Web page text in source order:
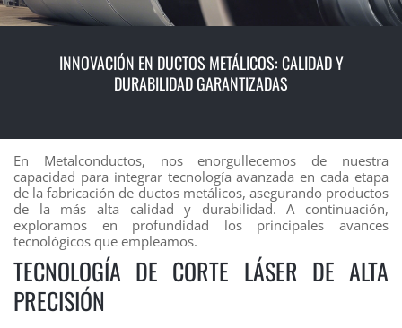
INNOVACIÓN EN DUCTOS METÁLICOS: CALIDAD Y
DURABILIDAD GARANTIZADAS
En Metalconductos, nos enorgullecemos de nuestra
capacidad para integrar tecnología avanzada en cada etapa
de la fabricación de ductos metálicos, asegurando productos
de la más alta calidad y durabilidad. A continuación,
exploramos en profundidad los principales avances
tecnológicos que empleamos.
TECNOLOGÍA DE CORTE LÁSER DE ALTA
PRECISIÓN